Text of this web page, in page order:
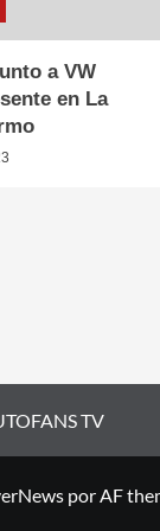
a VW
en La
TV
por AF